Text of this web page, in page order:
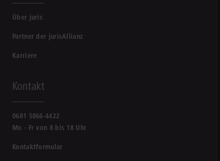
Über juris
Partner der jurisAllianz
Karriere
Kontakt
0681 5866-4422
Mo - Fr von 8 bis 18 Uhr
Kontaktformular